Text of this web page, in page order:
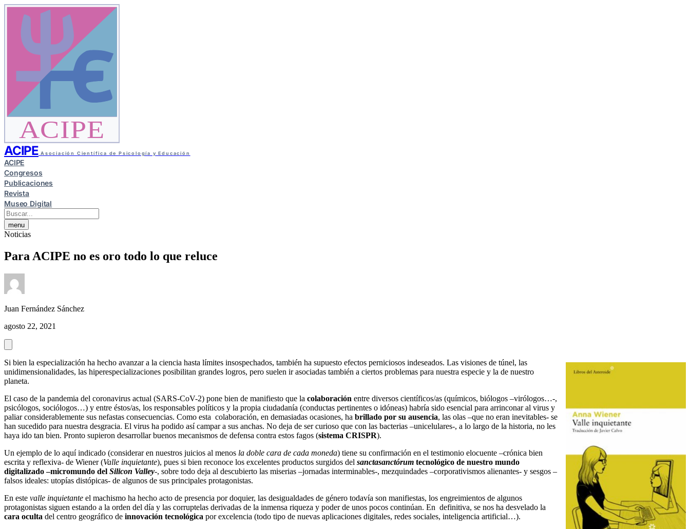
ACIPE
ACIPE Asociación Científica de Psicología y Educación
ACIPE
Congresos
Publicaciones
Revista
Museo Digital
menu
Noticias
Para ACIPE no es oro todo lo que reluce
Juan Fernández Sánchez
agosto 22, 2021
Si bien la especialización ha hecho avanzar a la ciencia hasta límites insospechados, también ha supuesto efectos perniciosos indeseados. Las visiones de túnel, las
unidimensionalidades, las hiperespecializaciones posibilitan grandes logros, pero suelen ir asociadas también a ciertos problemas para nuestra especie y la de nuestro
planeta.
El caso de la pandemia del coronavirus actual (SARS-CoV-2) pone bien de manifiesto que la colaboración entre diversos científicos/as (químicos, biólogos –virólogos…-,
psicólogos, sociólogos…) y entre éstos/as, los responsables políticos y la propia ciudadanía (conductas pertinentes o idóneas) habría sido esencial para arrinconar al virus y
paliar considerablemente sus nefastas consecuencias. Como esta colaboración, en demasiadas ocasiones, ha brillado por su ausencia, las olas –que no eran inevitables- se
han sucedido para nuestra desgracia. El virus ha podido así campar a sus anchas. No deja de ser curioso que con las bacterias –unicelulares-, a lo largo de la historia, no les
haya ido tan bien. Pronto supieron desarrollar buenos mecanismos de defensa contra estos fagos (sistema CRISPR).
Un ejemplo de lo aquí indicado (considerar en nuestros juicios al menos la doble cara de cada moneda) tiene su confirmación en el testimonio elocuente –crónica bien
escrita y reflexiva- de Wiener (Valle inquietante), pues si bien reconoce los excelentes productos surgidos del sanctasanctórum tecnológico de nuestro mundo
digitalizado –micromundo del Silicon Valley-, sobre todo deja al descubierto las miserias –jornadas interminables-, mezquindades –corporativismos alienantes- y sesgos –
falsos ideales: utopías distópicas- de algunos de sus principales protagonistas.
En este valle inquietante el machismo ha hecho acto de presencia por doquier, las desigualdades de género todavía son manifiestas, los engreimientos de algunos
protagonistas siguen estando a la orden del día y las corruptelas derivadas de la inmensa riqueza y poder de unos pocos continúan. En definitiva, se nos ha desvelado la
cara oculta del centro geográfico de innovación tecnológica por excelencia (todo tipo de nuevas aplicaciones digitales, redes sociales, inteligencia artificial…).